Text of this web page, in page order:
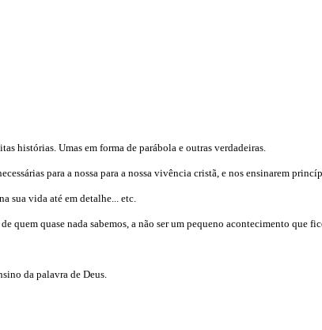
histórias. Umas em forma de parábola e outras verdadeiras.
para a nossa para a nossa vivência cristã, e nos ensinarem
sua vida até em detalhe... etc.
quem quase nada sabemos, a não ser um pequeno acontecimento que
da palavra de Deus.